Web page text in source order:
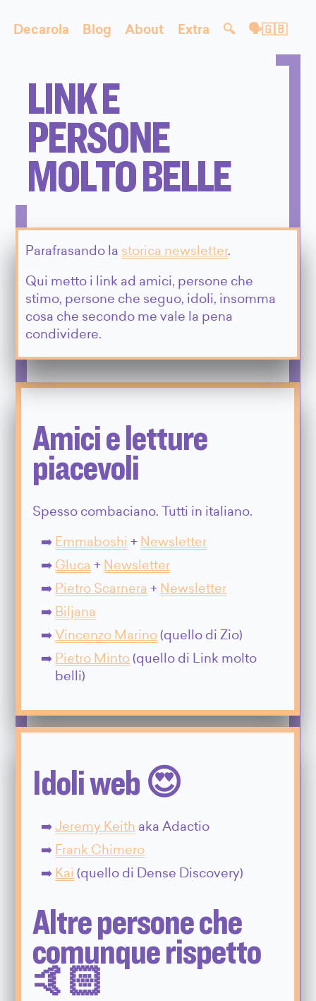
Decarola Blog About Extra 🔍 🗣🇬🇧
LINK E
PERSONE
MOLTO BELLE
Parafrasando la storica newsletter.
Qui metto i link ad amici, persone che
stimo, persone che seguo, idoli, insomma
cosa che secondo me vale la pena
condividere.
Amici e letture
piacevoli
Spesso combaciano. Tutti in italiano.
Emmaboshi + Newsletter
Gluca + Newsletter
Pietro Scarnera + Newsletter
Biljana
Vincenzo Marino (quello di Zio)
Pietro Minto (quello di Link molto
belli)
Idoli web 😍
Jeremy Keith aka Adactio
Frank Chimero
Kai (quello di Dense Discovery)
Altre persone che
comunque rispetto
🤙🏻